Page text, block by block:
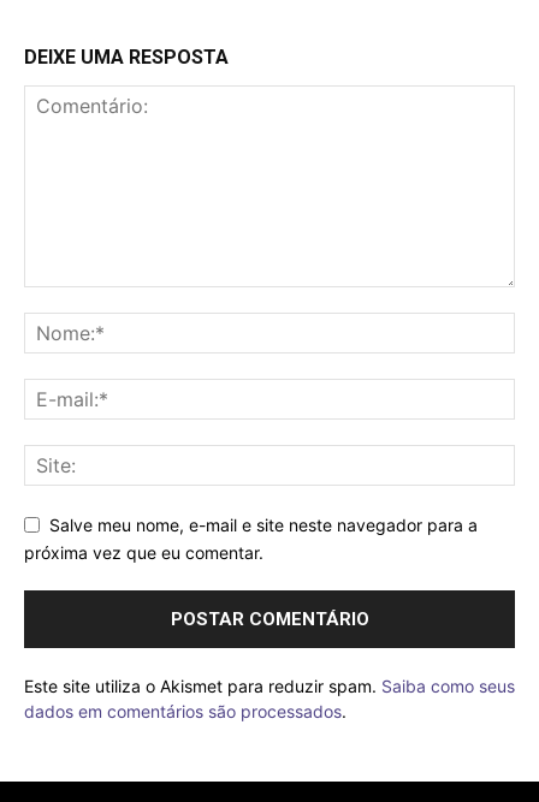
DEIXE UMA RESPOSTA
Salve meu nome, e-mail e site neste navegador para a
próxima vez que eu comentar.
Este site utiliza o Akismet para reduzir spam. Saiba como seus
dados em comentários são processados.